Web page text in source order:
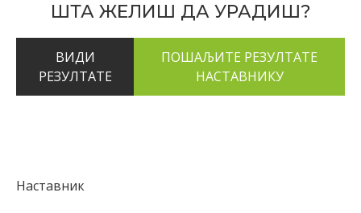
ШТА ЖЕЛИШ ДА УРАДИШ?
ВИДИ
РЕЗУЛТАТЕ
Наставник